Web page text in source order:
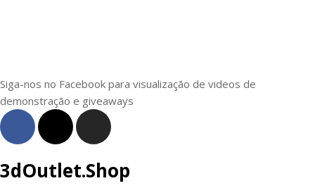
Siga-nos no Facebook para visualização de videos de
demonstração e giveaways
3dOutlet.Shop